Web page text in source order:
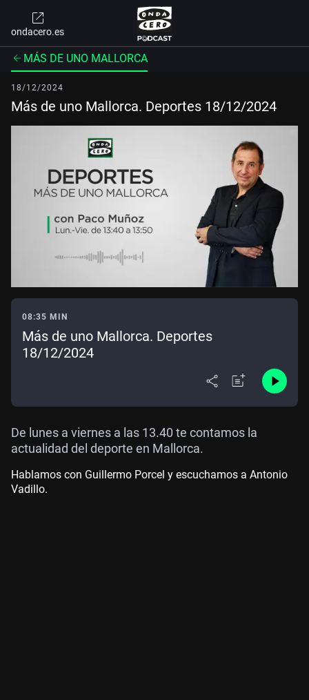
ondacero.es
MÁS DE UNO MALLORCA
18/12/2024
Más de uno Mallorca. Deportes 18/12/2024
08:35 MIN
Más de uno Mallorca. Deportes
18/12/2024
De lunes a viernes a las 13.40 te contamos la
actualidad del deporte en Mallorca.
Hablamos con Guillermo Porcel y escuchamos a Antonio
Vadillo.